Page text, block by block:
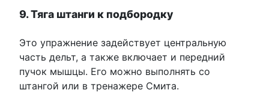
9. Тяга штанги к подбородку
Это упражнение задействует центральную
часть дельт, а также включает и передний
пучок мышцы. Его можно выполнять со
штангой или в тренажере Смита.